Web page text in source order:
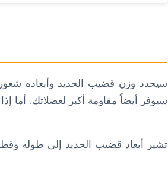
سيحدد وزن قضيب الحديد وأبعاده
سيوفر أيضاً مقاومة أكبر لعضلاتك. أما
تشير أبعاد قضيب الحديد إلى طوله